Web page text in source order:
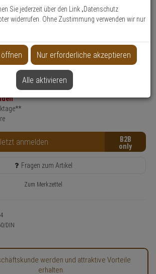
Service nutzen!
anmelden B2B
Fragen zum Artikel
Zum Merkzettel
DIN
werden und attraktive Vorteile
erhalten.
Sie jederzeit über den Link „Datenschutz
widerrufen. Ohne Zustimmung verwenden wir nur
Nur erforderliche akzeptieren
Alle aktivieren